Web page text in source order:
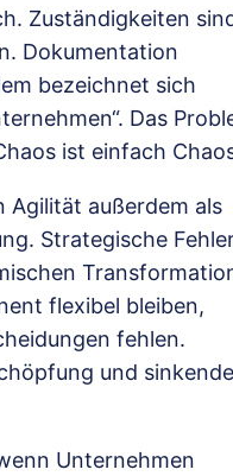
Zuständigkeiten
Dokumentation
bezeichnet sich
Das
ist einfach
Agilität außerdem als
Strategische
flexibel bleiben,
fehlen.
und
Unternehmen